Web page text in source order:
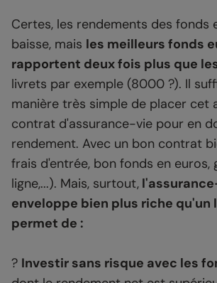
Certes, les rendements des fonds
baisse, mais les meilleurs fonds
rapportent deux fois plus que
livrets par exemple (8000 ?). Il
manière très simple de placer cet
contrat d'assurance-vie pour en
rendement. Avec un bon contrat
frais d'entrée, bon fonds en euros,
ligne,...). Mais, surtout,
enveloppe bien plus riche qu'un
permet de :
? Investir sans risque avec les